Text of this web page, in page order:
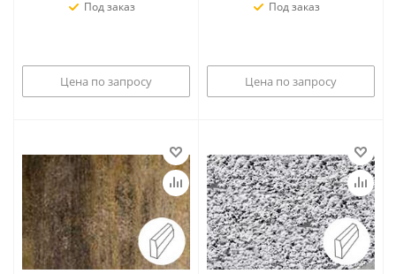
Под заказ
Цена по запросу
Под заказ
Цена по запросу